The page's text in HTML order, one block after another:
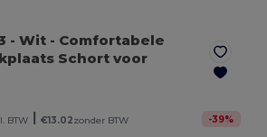
- Wit - Comfortabele
Schort voor
BTW | €13.02zonder BTW -39%